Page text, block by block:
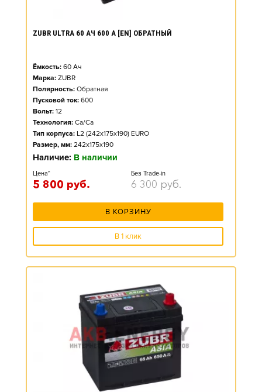
ZUBR ULTRA 60 АЧ 600 А [EN] ОБРАТНЫЙ
Ёмкость: 60 Ач
Марка: ZUBR
Полярность: Обратная
Пусковой ток: 600
Вольт: 12
Технология: Ca/Ca
Тип корпуса: L2 (242x175x190) EURO
Размер, мм: 242x175x190
Наличие: В наличии
Цена*
5 800 руб.
Без Trade-in
6 300 руб.
В КОРЗИНУ
В 1 клик